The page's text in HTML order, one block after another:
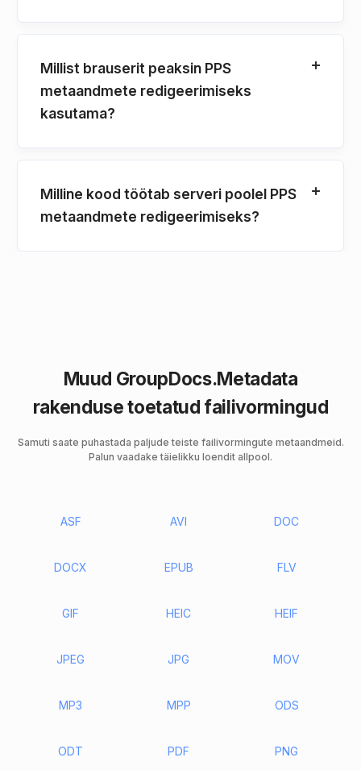
Millist brauserit peaksin PPS
metaandmete redigeerimiseks
kasutama?
Milline kood töötab serveri poolel PPS
metaandmete redigeerimiseks?
Muud GroupDocs.Metadata
rakenduse toetatud failivormingud
Samuti saate puhastada paljude teiste failivormingute metaandmeid.
Palun vaadake täielikku loendit allpool.
ASF AVI DOC
DOCX EPUB FLV
GIF HEIC HEIF
JPEG JPG MOV
MP3 MPP ODS
ODT PDF PNG